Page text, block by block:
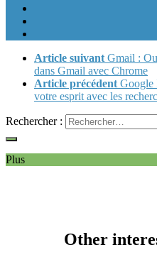
Article suivant Gmail :
dans Gmail avec Chrome
Article précédent Google
votre esprit avec les
Rechercher :
Plus
Other